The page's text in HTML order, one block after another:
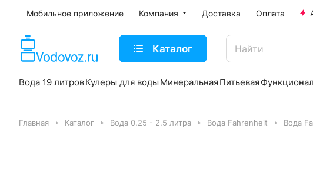
Мобильное приложение Компания Доставка Оплата
Каталог
Вода 19 литровКулеры для воды МинеральнаяПитьевая
Главная Каталог Вода 0.25 - 2.5 литра Вода Fahrenheit Вода